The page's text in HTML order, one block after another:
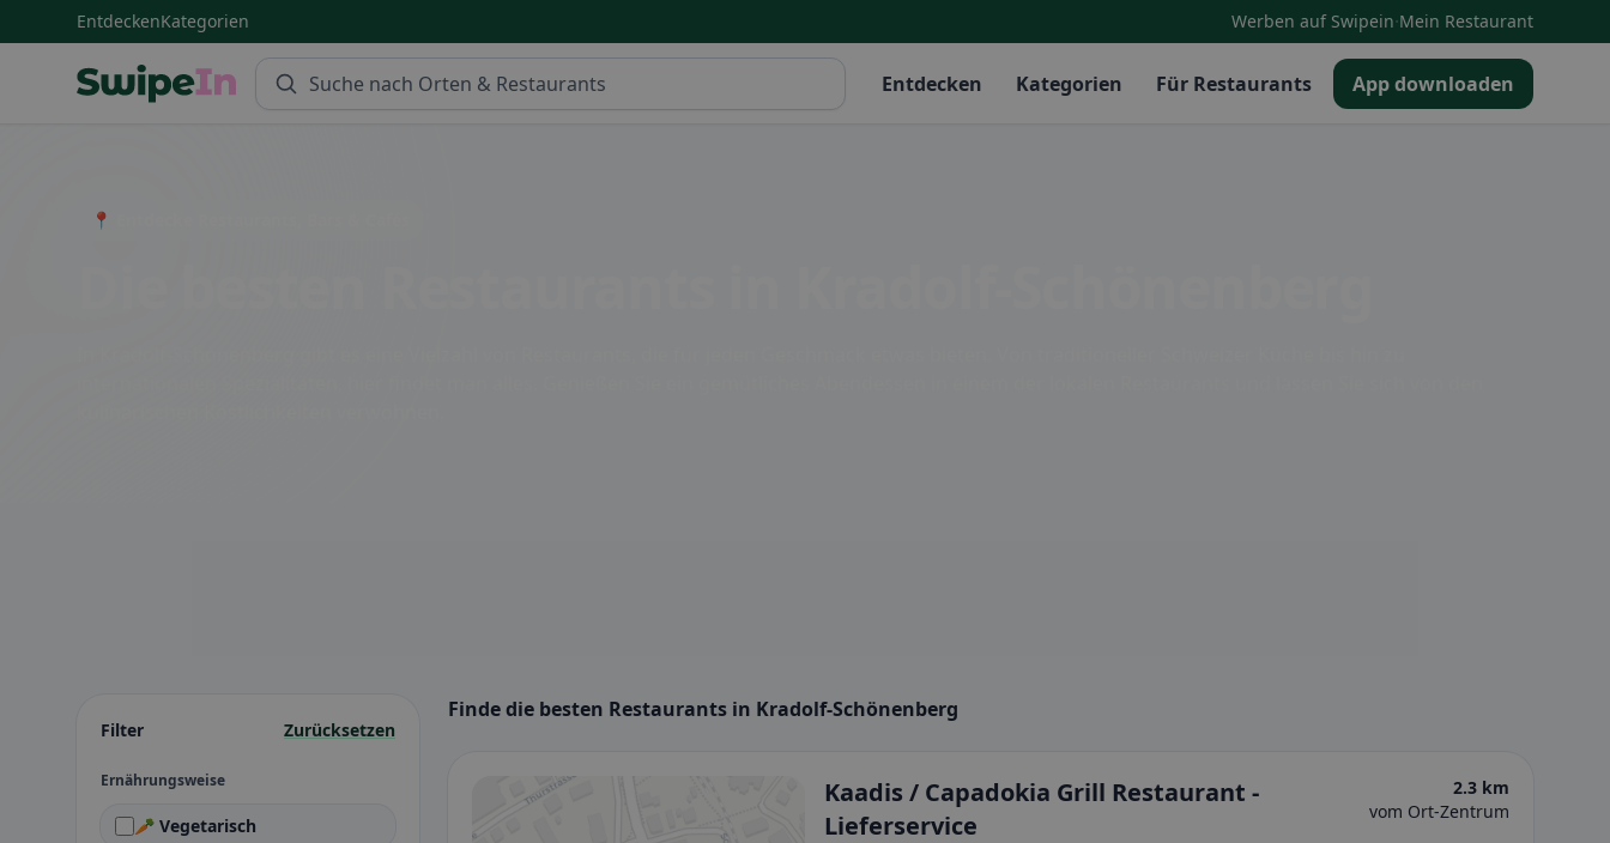
EntdeckenKategorien Werben auf Swipein·Mein Restaurant
Entdecken Kategorien Für Restaurants App downloaden
📍 Entdecke Restaurants, Bars & Cafés
Filter Zurücksetzen
Ernährungsweise
🥕 Vegetarisch
Finde die besten Restaurants in Kradolf-Schönenberg
Kaadis / Capadokia Grill Restaurant -
Lieferservice
2.3 km
vom Ort-Zentrum